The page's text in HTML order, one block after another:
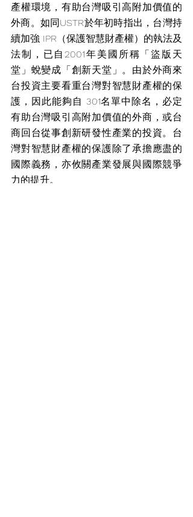
產權環境，有助台灣吸引高附加價值的
外商。如同USTR於年初時指出，台灣持
續加強 IPR（保護智慧財產權）的執法及
法制，已自2001年美國所稱「盜版天
堂」蛻變成「創新天堂」。由於外商來
台投資主要看重台灣對智慧財產權的保
護，因此能夠自 301名單中除名，必定
有助台灣吸引高附加價值的外商，或台
商回台從事創新研發性產業的投資。台
灣對智慧財產權的保護除了承擔應盡的
國際義務，亦攸關產業發展與國際競爭
力的提升。